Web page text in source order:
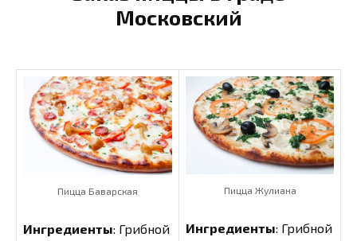
Московский
Пицца Баварская
Ингредиенты: Грибной
Пицца Жулиана
Ингредиенты: Грибной